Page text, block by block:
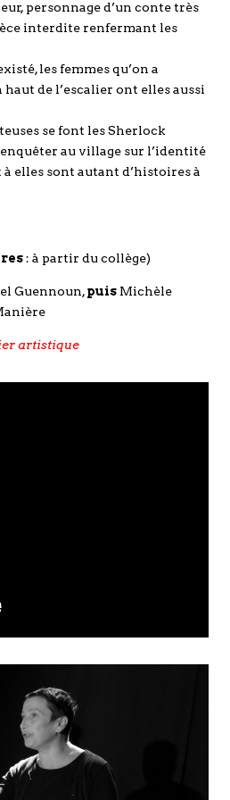
personnage d’un conte très
interdite renfermant les
les femmes qu’on a
de l’escalier ont elles aussi
se font les Sherlock
au village sur l’identité
à elles sont autant d’histoires à
: à partir du collège)
Guennoun,puis Michèle
artistique